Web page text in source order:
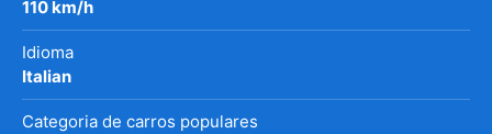
110 km/h
Idioma
Italian
Categoria de carros populares